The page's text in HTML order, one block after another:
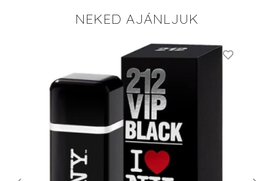
NEKED AJÁNLJUK